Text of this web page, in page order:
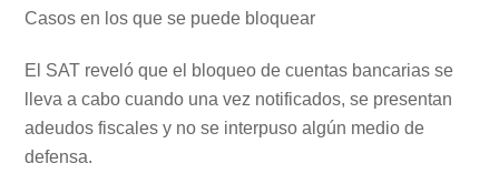
Casos en los que se puede bloquear
El SAT reveló que el bloqueo de cuentas bancarias se
lleva a cabo cuando una vez notificados, se presentan
adeudos fiscales y no se interpuso algún medio de
defensa.